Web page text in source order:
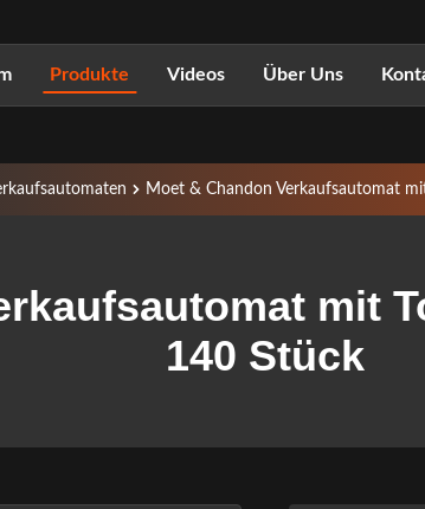
Produkte Videos Über Uns
Moet & Chandon Verkaufsautomat
mit
140 Stück